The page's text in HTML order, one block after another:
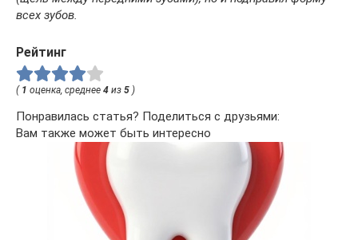
всех зубов.
Рейтинг
( 1 оценка, среднее 4 из 5 )
Понравилась статья? Поделиться с друзьями:
Вам также может быть интересно